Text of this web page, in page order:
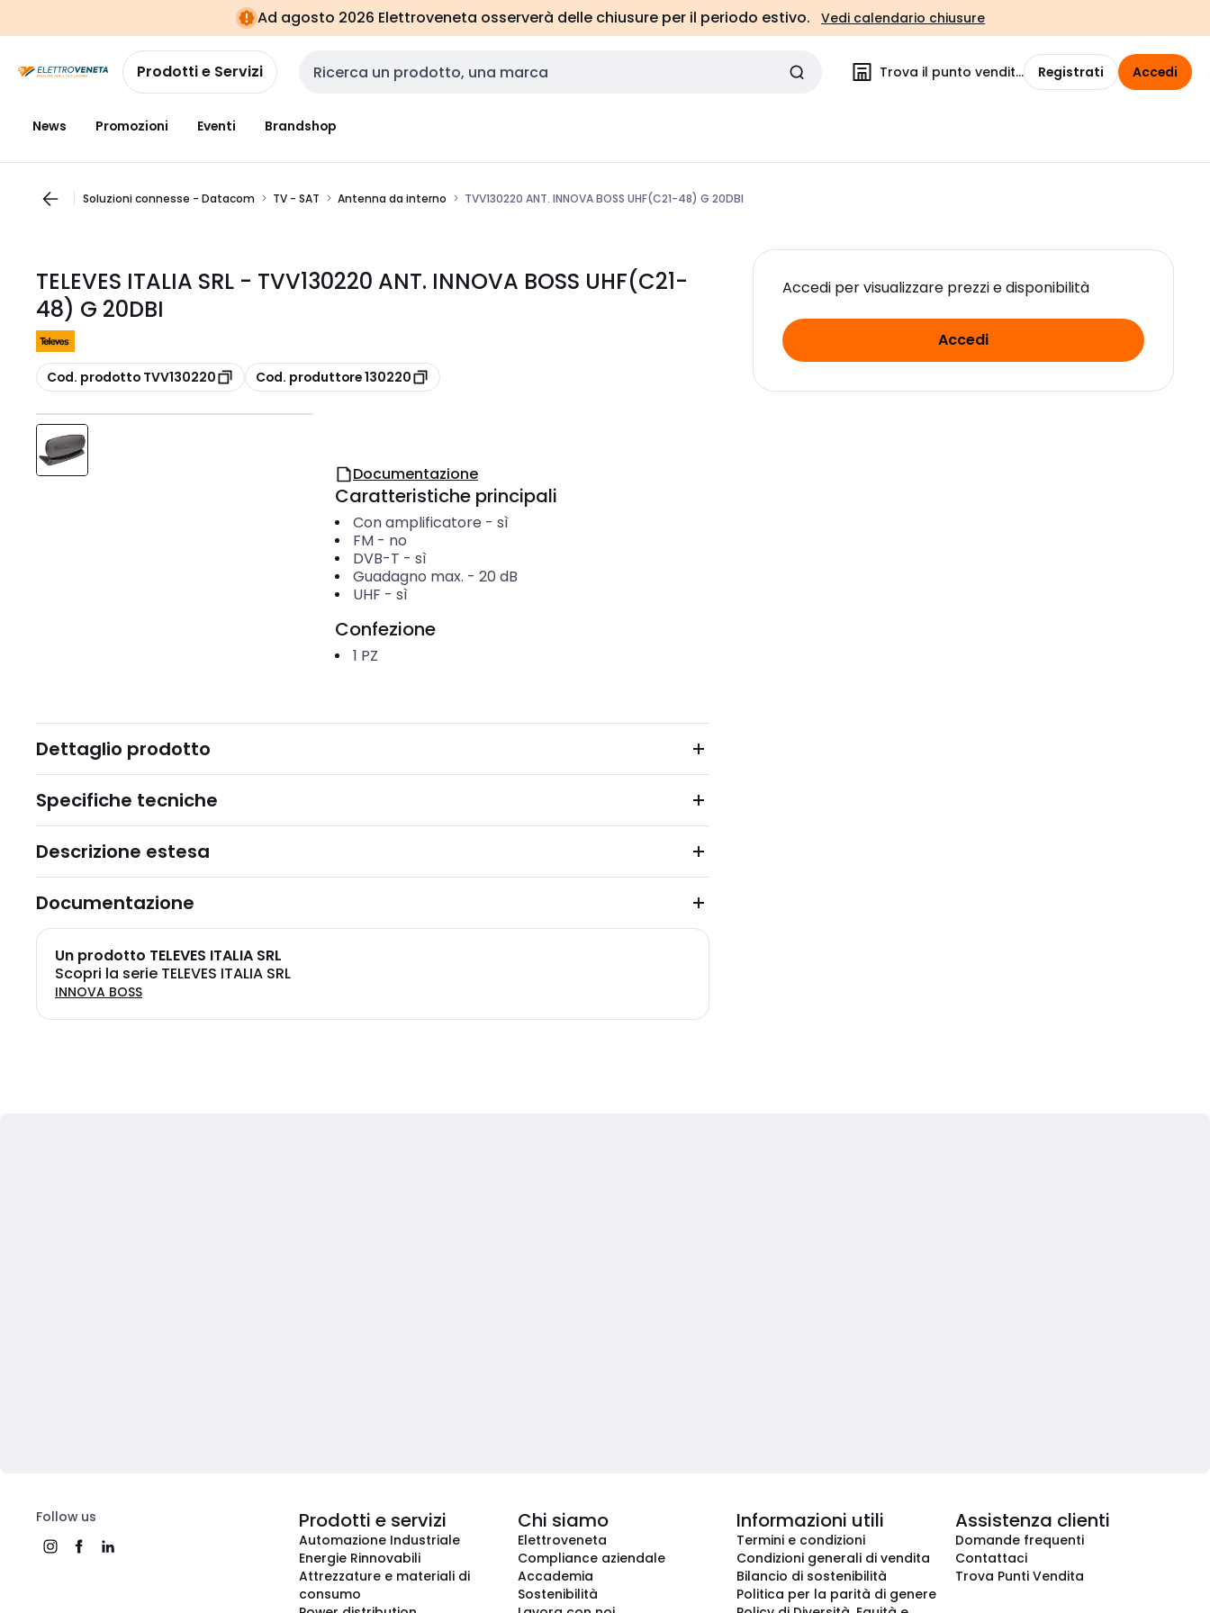
navigazionealla
pagina
Ad agosto 2026 Elettroveneta osserverà delle chiusure per il periodo estivo. Vedi calendario chiusure
Prodotti e Servizi Cerca input Trova il punto vendita Registrati Accedi
News Promozioni Eventi Brandshop
Soluzioni connesse - Datacom TV - SAT Antenna da interno TVV130220 ANT. INNOVA BOSS UHF(C21-48) G 20DBI
TELEVES ITALIA SRL - TVV130220 ANT. INNOVA BOSS UHF(C21-
48) G 20DBI
copia
Cod. prodotto TVV130220 copia
Cod. produttore 130220
Accedi per visualizzare prezzi e disponibilità
Accedi
Documentazione
Caratteristiche principali
Con amplificatore - sì
FM- no
DVB-T - sì
Guadagno max. - 20 dB
UHF - sì
Confezione
1 PZ
Dettaglio prodotto
Specifiche tecniche
Descrizione estesa
Documentazione
Un prodotto TELEVES ITALIA SRL
Scopri la serie TELEVES ITALIA SRL
INNOVA BOSS
Follow us Prodotti e servizi
Automazione Industriale
Energie Rinnovabili
Attrezzature e materiali di
consumo
Chi siamo
Elettroveneta
Compliance aziendale
Accademia
Sostenibilità
Informazioni utili
Termini e condizioni
Condizioni generali di vendita
Bilancio di sostenibilità
Politica per la parità di genere
Assistenza clienti
Domande frequenti
Contattaci
Trova Punti Vendita